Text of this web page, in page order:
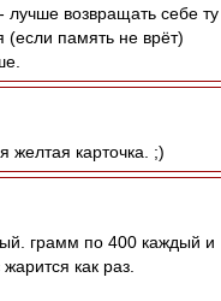
возвращать себе ту
(если память не врёт)
желтая карточка. ;)
грамм по 400 каждый и
как раз.